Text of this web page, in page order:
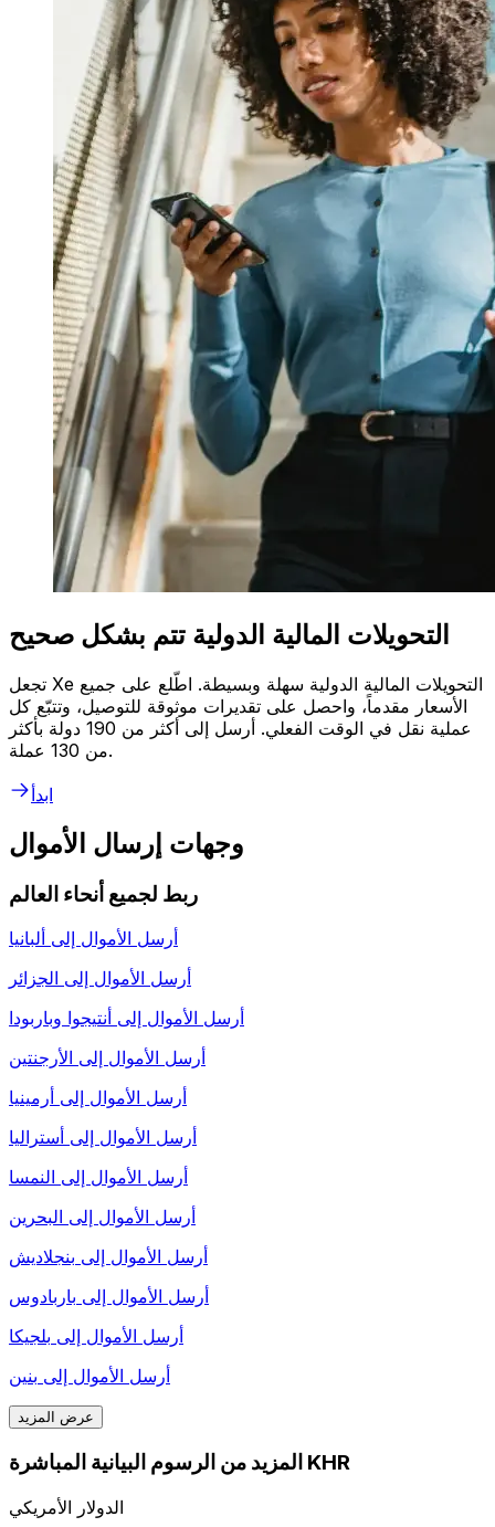
التحويلات المالية الدولية تتم بشكل صحيح
تجعل Xe التحويلات المالية الدولية سهلة وبسيطة. اطّلع على جميع
الأسعار مقدماً، واحصل على تقديرات موثوقة للتوصيل، وتتبّع كل
عملية نقل في الوقت الفعلي. أرسل إلى أكثر من 190 دولة بأكثر
من 130 عملة.
ابدأ
وجهات إرسال الأموال
ربط لجميع أنحاء العالم
أرسل الأموال إلى ألبانيا
أرسل الأموال إلى الجزائر
أرسل الأموال إلى أنتيجوا وباربودا
أرسل الأموال إلى الأرجنتين
أرسل الأموال إلى أرمينيا
أرسل الأموال إلى أستراليا
أرسل الأموال إلى النمسا
أرسل الأموال إلى البحرين
أرسل الأموال إلى بنجلاديش
أرسل الأموال إلى باربادوس
أرسل الأموال إلى بلجيكا
أرسل الأموال إلى بنين
عرض المزيد
المزيد من الرسوم البيانية المباشرة KHR
الدولار الأمريكي